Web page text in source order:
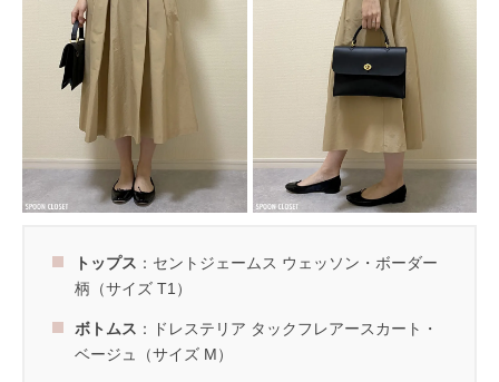
トップス ：セントジェームス ウェッソン・ボーダー
柄（サイズ T1）
ボトムス ：ドレステリア タックフレアースカート・
ベージュ（サイズ M）